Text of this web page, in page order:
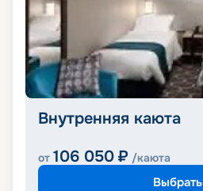
Внутренняя каюта
от 106 050 ₽ /каюта
Выбрать